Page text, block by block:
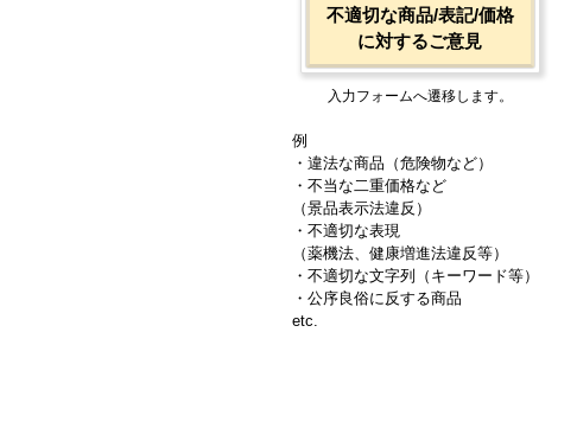
不適切な商品/表記/価格
に対するご意見
入力フォームへ遷移します。
例
・違法な商品（危険物など）
・不当な二重価格など
（景品表示法違反）
・不適切な表現
（薬機法、健康増進法違反等）
・不適切な文字列（キーワード等）
・公序良俗に反する商品
etc.